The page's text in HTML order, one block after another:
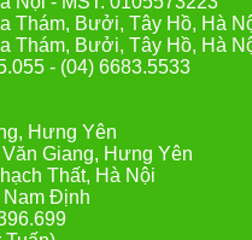
Thám, Bưởi, Tây Hồ, Hà
Thám, Bưởi, Tây Hồ, Hà
- (04) 6683.5533
Hưng Yên
Giang, Hưng Yên
Thất, Hà Nội
Định